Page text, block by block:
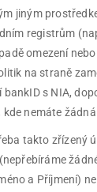
jiným
registrům
omezení
na straně
s NIA,
nemáte žádná
takto zřízený
a Příjmení)